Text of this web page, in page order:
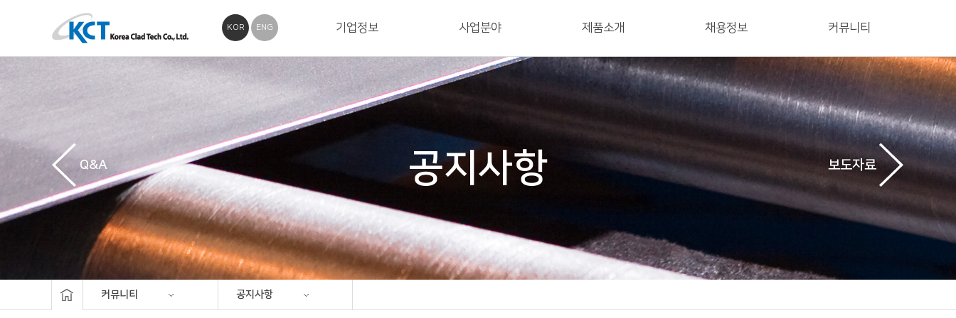
KOR ENG 기업정보 사업분야 제품소개 채용정보 커뮤니티
Q&A 보도자료
공지사항
커뮤니티 공지사항